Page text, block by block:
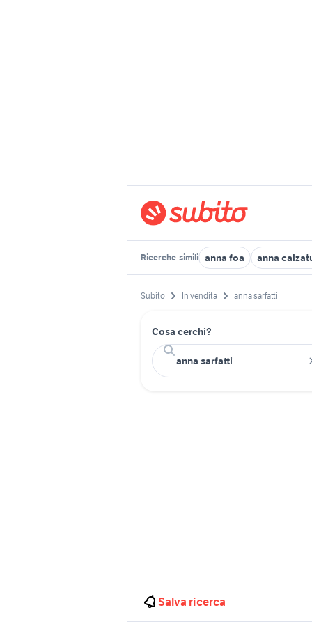
Ricerche simili anna foa anna
Subito In vendita anna sarfatti
Cosa cerchi?
Salva ricerca